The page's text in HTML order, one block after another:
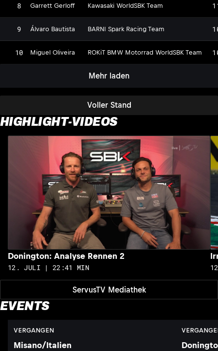
Voller Stand
8 Garrett Gerloff Kawasaki WorldSBK Team
9 Álvaro Bautista BARNI Spark Racing Team
10 Miguel Oliveira ROKiT BMW Motorrad WorldSBK Team
Mehr laden
HIGHLIGHT-VIDEOS
ServusTV Mediathek
Donington: Analyse Rennen 2
12. JULI | 22:41 MIN
EVENTS
VERGANGEN
Misano/Italien